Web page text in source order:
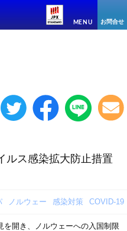
MENU お問合せ
ス感染拡大防止措置
ノルウェー 感染対策 COVID-19
開き、ノルウェーへの入国制限